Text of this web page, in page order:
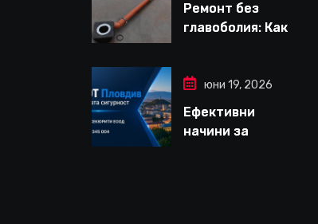
Ремонт без
главоболия: Как
за вътрешни
ремонти във
Варна
юни 19, 2026
Ефективни
начини за